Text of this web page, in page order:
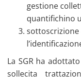
gestione
quantifichino
sottoscrizione
La SGR ha
sollecita